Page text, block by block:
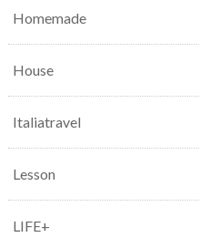
Homemade
House
Italiatravel
Lesson
LIFE+